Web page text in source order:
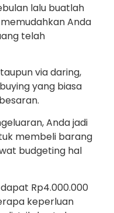
lalu buatlah
Anda
telah
via daring,
yang biasa
Anda jadi
membeli barang
budgeting hal
Rp4.000.000
keperluan